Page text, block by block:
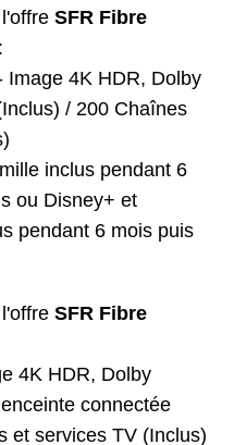
SFR Fibre
Image 4K HDR, Dolby
/ 200 Chaînes
inclus pendant 6
ou Disney+ et
pendant 6 mois puis
SFR Fibre
4K HDR, Dolby
connectée
et services TV (Inclus)